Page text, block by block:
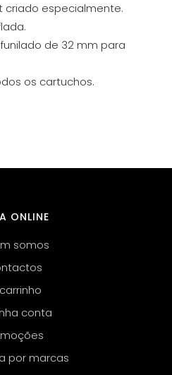
criado especialmente.
de 32 mm para
os cartuchos.
ONLINE
somos
conta
por marcas